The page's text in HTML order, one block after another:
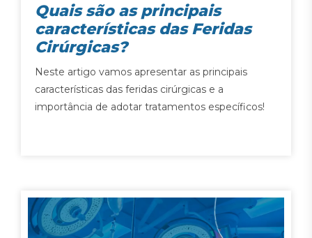
Quais são as principais
características das Feridas
Cirúrgicas?
Neste artigo vamos apresentar as principais
características das feridas cirúrgicas e a
importância de adotar tratamentos específicos!